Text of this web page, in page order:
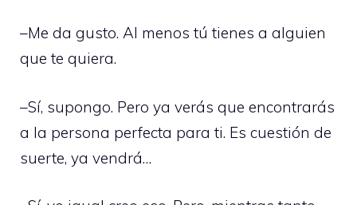
–Me da gusto. Al menos tú tienes a alguien
que te quiera.
–Sí, supongo. Pero ya verás que encontrarás
a la persona perfecta para ti. Es cuestión de
suerte, ya vendrá…